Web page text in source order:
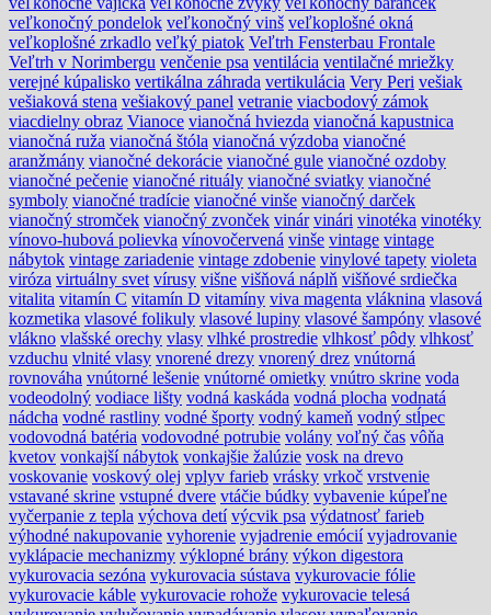
veľkonočný pondelok veľkonočný vinš veľkoplošné okná
veľkoplošné zrkadlo veľký piatok Veľtrh Fensterbau Frontale
Veľtrh v Norimbergu venčenie psa ventilácia ventilačné mriežky
verejné kúpalisko vertikálna záhrada vertikulácia Very Peri vešiak
vešiaková stena vešiakový panel vetranie viacbodový zámok
viacdielny obraz Vianoce vianočná hviezda vianočná kapustnica
vianočná ruža vianočná štóla vianočná výzdoba vianočné
aranžmány vianočné dekorácie vianočné gule vianočné ozdoby
vianočné pečenie vianočné rituály vianočné sviatky vianočné
symboly vianočné tradície vianočné vinše vianočný darček
vianočný stromček vianočný zvonček vinár vinári vinotéka vinotéky
vínovo-hubová polievka vínovočervená vinše vintage vintage
nábytok vintage zariadenie vintage zdobenie vinylové tapety violeta
viróza virtuálny svet vírusy višne višňová náplň višňové srdiečka
vitalita vitamín C vitamín D vitamíny viva magenta vláknina vlasová
kozmetika vlasové folikuly vlasové lupiny vlasové šampóny vlasové
vlákno vlašské orechy vlasy vlhké prostredie vlhkosť pôdy vlhkosť
vzduchu vlnité vlasy vnorené drezy vnorený drez vnútorná
rovnováha vnútorné lešenie vnútorné omietky vnútro skrine voda
vodeodolný vodiace lišty vodná kaskáda vodná plocha vodnatá
nádcha vodné rastliny vodné športy vodný kameň vodný stĺpec
vodovodná batéria vodovodné potrubie volány voľný čas vôňa
kvetov vonkajší nábytok vonkajšie žalúzie vosk na drevo
voskovanie voskový olej vplyv farieb vrásky vrkoč vrstvenie
vstavané skrine vstupné dvere vtáčie búdky vybavenie kúpeľne
vyčerpanie z tepla výchova detí výcvik psa výdatnosť farieb
výhodné nakupovanie vyhorenie vyjadrenie emócií vyjadrovanie
vyklápacie mechanizmy výklopné brány výkon digestora
vykurovacia sezóna vykurovacia sústava vykurovacie fólie
vykurovacie káble vykurovacie rohože vykurovacie telesá